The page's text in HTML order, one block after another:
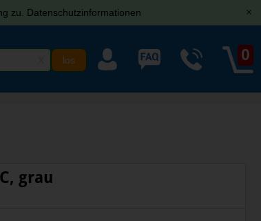
zu. Datenschutzinformationen [x]
0
grau